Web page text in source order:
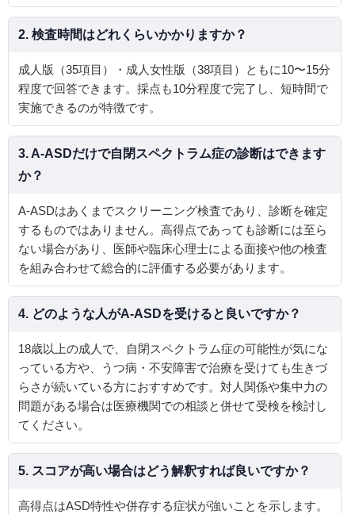
2. 検査時間はどれくらいかかりますか？
成人版（35項目）・成人女性版（38項目）ともに10〜15分
程度で回答できます。採点も10分程度で完了し、短時間で
実施できるのが特徴です。
3. A‑ASDだけで自閉スペクトラム症の診断はできます
か？
A‑ASDはあくまでスクリーニング検査であり、診断を確定
するものではありません。高得点であっても診断には至ら
ない場合があり、医師や臨床心理士による面接や他の検査
を組み合わせて総合的に評価する必要があります。
4. どのような人がA‑ASDを受けると良いですか？
18歳以上の成人で、自閉スペクトラム症の可能性が気にな
っている方や、うつ病・不安障害で治療を受けても生きづ
らさが続いている方におすすめです。対人関係や集中力の
問題がある場合は医療機関での相談と併せて受検を検討し
てください。
5. スコアが高い場合はどう解釈すれば良いですか？
高得点はASD特性や併存する症状が強いことを示します。